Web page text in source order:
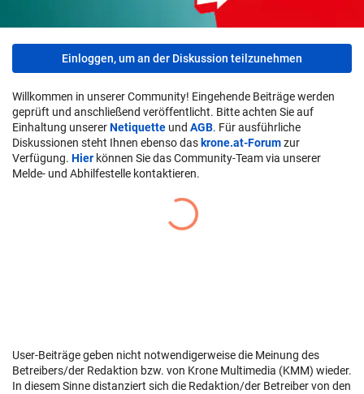
Einloggen, um an der Diskussion teilzunehmen
Willkommen in unserer Community! Eingehende Beiträge werden
geprüft und anschließend veröffentlicht. Bitte achten Sie auf
Einhaltung unsererNetiquette und AGB. Für ausführliche
Diskussionen steht Ihnen ebenso das krone.at-Forumzur
Verfügung. Hier können Sie das Community-Team via unserer
Melde- und Abhilfestelle kontaktieren.
User-Beiträge geben nicht notwendigerweise die Meinung des
Betreibers/der Redaktion bzw. von Krone Multimedia (KMM) wieder.
In diesem Sinne distanziert sich die Redaktion/der Betreiber von den